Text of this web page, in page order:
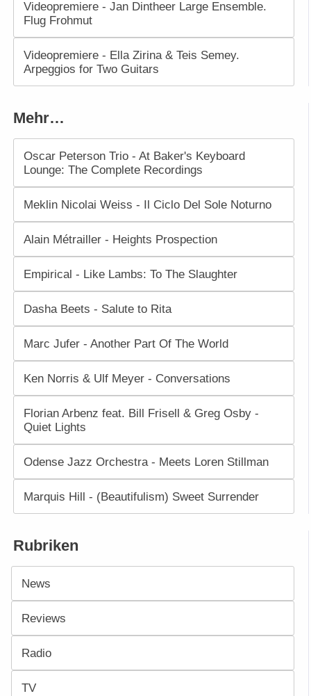
Videopremiere - Jan Dintheer Large Ensemble.
Flug Frohmut
Videopremiere - Ella Zirina & Teis Semey.
Arpeggios for Two Guitars
Mehr…
Oscar Peterson Trio - At Baker's Keyboard
Lounge: The Complete Recordings
Meklin Nicolai Weiss - Il Ciclo Del Sole Noturno
Alain Métrailler - Heights Prospection
Empirical - Like Lambs: To The Slaughter
Dasha Beets - Salute to Rita
Marc Jufer - Another Part Of The World
Ken Norris & Ulf Meyer - Conversations
Florian Arbenz feat. Bill Frisell & Greg Osby -
Quiet Lights
Odense Jazz Orchestra - Meets Loren Stillman
Marquis Hill - (Beautifulism) Sweet Surrender
Rubriken
News
Reviews
Radio
TV